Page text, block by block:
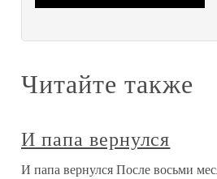
Читайте также
И папа вернулся
И папа вернулся После восьми